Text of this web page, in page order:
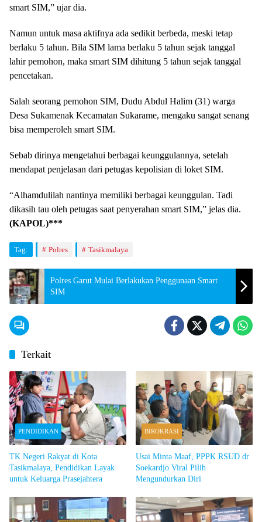
smart SIM,” ujar dia.
Namun untuk masa aktifnya ada sedikit berbeda, meski tetap
berlaku 5 tahun. Bila SIM lama berlaku 5 tahun sejak tanggal
lahir pemohon, maka smart SIM dihitung 5 tahun sejak tanggal
pencetakan.
Salah seorang pemohon SIM, Dudu Abdul Halim (31) warga
Desa Sukamenak Kecamatan Sukarame, mengaku sangat senang
bisa memperoleh smart SIM.
Sebab dirinya mengetahui berbagai keunggulannya, setelah
mendapat penjelasan dari petugas kepolisian di loket SIM.
“Alhamdulilah nantinya memiliki berbagai keunggulan. Tadi
dikasih tau oleh petugas saat penyerahan smart SIM,” jelas dia.
(KAPOL)***
Tag: Polres Tasikmalaya
Polres Garut Mulai Berlakukan Penggunaan Smart
SIM
Terkait
PENDIDIKAN
TK Negeri Rakyat di Kota
Tasikmalaya, Pendidikan Layak
untuk Keluarga Prasejahtera
BIROKRASI
Usai Minta Maaf, PPPK RSUD dr
Soekardjo Viral Pilih
Mengundurkan Diri